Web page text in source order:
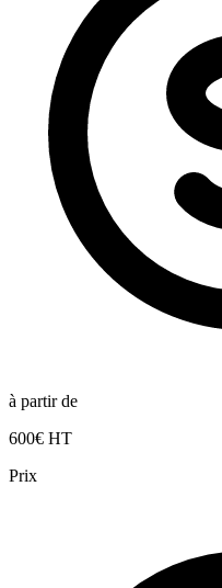
à partir de
600€ HT
Prix